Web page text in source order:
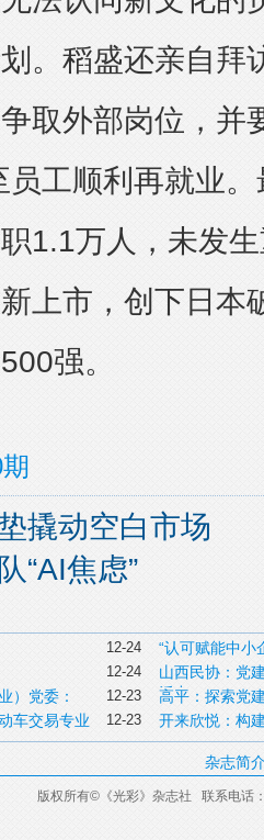
。稻盛还亲自拜
取外部岗位，并
员工顺利再就业
1.1万人，未发
上市，创下日本
强。
撬动空白市场
“AI焦虑”
12-24 “认可赋能中小
12-24 山西民协：党
活力
12-23
）党委： 高平：探索党
12-23
车交易专业 开来欣悦：构
杂志简
版权所有© 《光彩》杂志社 联系电话